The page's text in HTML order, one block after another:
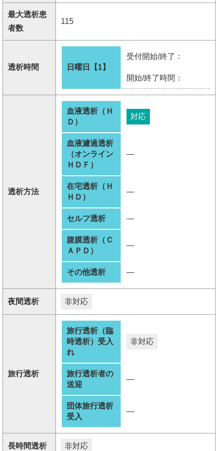
最大透析患
者数
115
透析時間 日曜日【1】
受付開始/終了：
開始/終了時間：
透析方法
血液透析（Ｈ
Ｄ）
対応
血液濾過透析
（オンライン
ＨＤＦ）
―
在宅透析（Ｈ
ＨＤ）
―
セルフ透析 ―
腹膜透析（Ｃ
ＡＰＤ）
―
その他透析 ―
夜間透析 非対応
旅行透析
旅行透析（臨
時透析）受入
れ
非対応
旅行透析者の
送迎
―
団体旅行透析
受入
―
長時間透析 非対応